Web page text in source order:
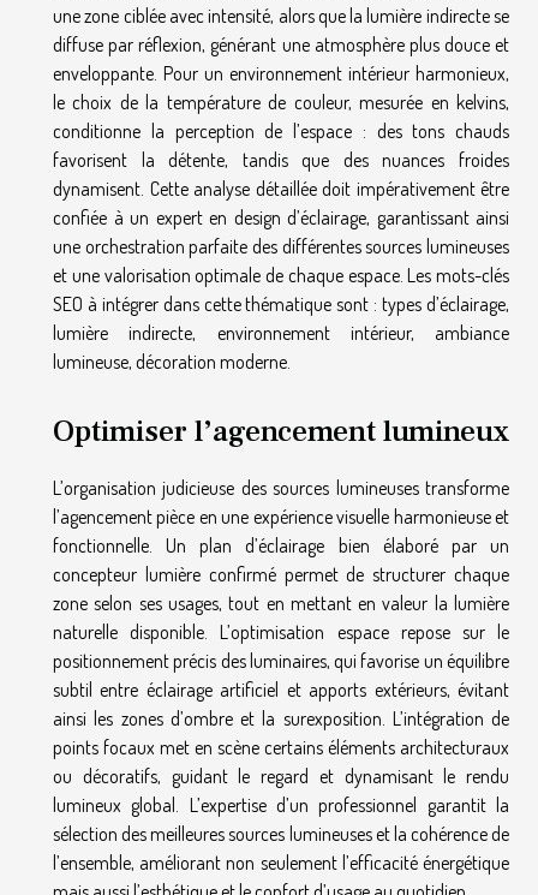
une zone ciblée avec intensité, alors que la lumière indirecte se
diffuse par réflexion, générant une atmosphère plus douce et
enveloppante. Pour un environnement intérieur harmonieux,
le choix de la température de couleur, mesurée en kelvins,
conditionne la perception de l’espace : des tons chauds
favorisent la détente, tandis que des nuances froides
dynamisent. Cette analyse détaillée doit impérativement être
confiée à un expert en design d’éclairage, garantissant ainsi
une orchestration parfaite des différentes sources lumineuses
et une valorisation optimale de chaque espace. Les mots-clés
SEO à intégrer dans cette thématique sont : types d’éclairage,
lumière indirecte, environnement intérieur, ambiance
lumineuse, décoration moderne.
Optimiser l’agencement lumineux
L’organisation judicieuse des sources lumineuses transforme
l’agencement pièce en une expérience visuelle harmonieuse et
fonctionnelle. Un plan d’éclairage bien élaboré par un
concepteur lumière confirmé permet de structurer chaque
zone selon ses usages, tout en mettant en valeur la lumière
naturelle disponible. L’optimisation espace repose sur le
positionnement précis des luminaires, qui favorise un équilibre
subtil entre éclairage artificiel et apports extérieurs, évitant
ainsi les zones d’ombre et la surexposition. L’intégration de
points focaux met en scène certains éléments architecturaux
ou décoratifs, guidant le regard et dynamisant le rendu
lumineux global. L’expertise d’un professionnel garantit la
sélection des meilleures sources lumineuses et la cohérence de
l’ensemble, améliorant non seulement l’efficacité énergétique